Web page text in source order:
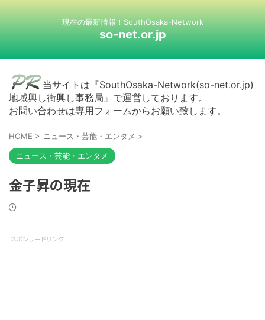
現在の最新情報！SouthOsaka-Network
so-net.or.jp
当サイトは『SouthOsaka-Network(so-net.or.jp)
地域興し街興し事務局』で運営しております。
お問い合わせは専用フォームからお願い致します。
HOME > ニュース・芸能・エンタメ >
ニュース・芸能・エンタメ
金子昇の現在